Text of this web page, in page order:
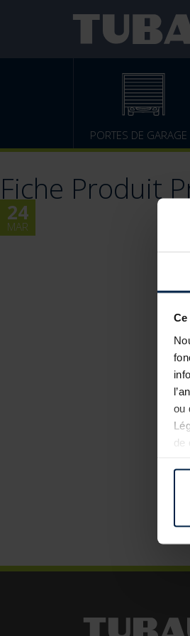
ou
de
PORTES DE GARAGE
Fiche Produit
24
MAR